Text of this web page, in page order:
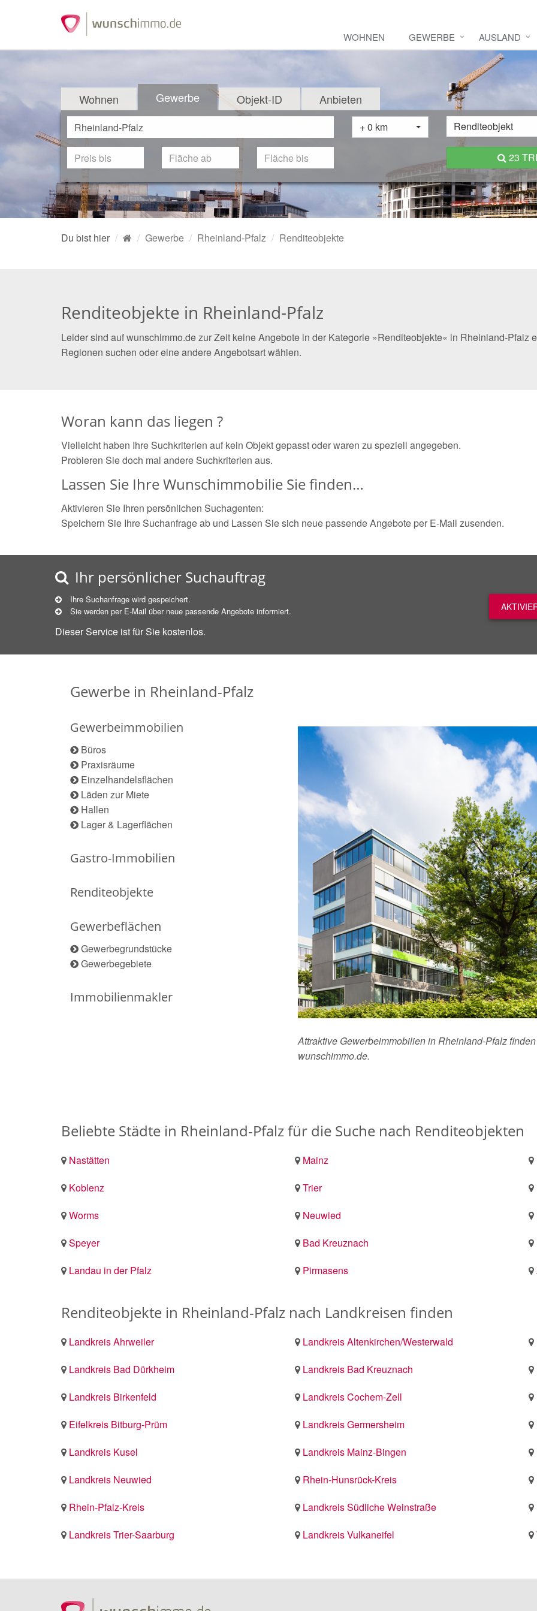
WOHNEN GEWERBE AUSLAND
Wohnen Gewerbe Objekt-ID Anbieten
+ 0 km Renditeobjekt
23
Du bist hier Gewerbe Rheinland-Pfalz Renditeobjekte
Renditeobjekte in Rheinland-Pfalz
Leider sind auf wunschimmo.de zur Zeit keine Angebote in der Kategorie »Renditeobjekte« in Rheinland-Pfalz
Regionen suchen oder eine andere Angebotsart wählen.
Woran kann das liegen ?
Vielleicht haben Ihre Suchkriterien auf kein Objekt gepasst oder waren zu speziell angegeben.
Probieren Sie doch mal andere Suchkriterien aus.
Lassen Sie Ihre Wunschimmobilie Sie finden…
Aktivieren Sie Ihren persönlichen Suchagenten:
Speichern Sie Ihre Suchanfrage ab und Lassen Sie sich neue passende Angebote per E-Mail zusenden.
Ihr persönlicher Suchauftrag
Ihre Suchanfrage wird gespeichert.
Sie werden per E-Mail über neue passende Angebote informiert.
Dieser Service ist für Sie kostenlos.
Gewerbe in Rheinland-Pfalz
Gewerbeimmobilien
Büros
Praxisräume
Einzelhandelsflächen
Läden zur Miete
Hallen
Lager & Lagerflächen
Gastro-Immobilien
Renditeobjekte
Gewerbeflächen
Gewerbegrundstücke
Gewerbegebiete
Immobilienmakler
Attraktive Gewerbeimmobilien in Rheinland-Pfalz
wunschimmo.de.
Beliebte Städte in Rheinland-Pfalz für die Suche nach Renditeobjekten
Nastätten Mainz
Koblenz
Trier
Worms
Neuwied
Speyer
Bad Kreuznach
Landau in der Pfalz
Pirmasens
Renditeobjekte in Rheinland-Pfalz nach Landkreisen finden
Landkreis Ahrweiler Landkreis Altenkirchen/Westerwald
Landkreis Bad Dürkheim
Landkreis Bad Kreuznach
Landkreis Birkenfeld
Landkreis Cochem-Zell
Eifelkreis Bitburg-Prüm
Landkreis Germersheim
Landkreis Kusel
Landkreis Mainz-Bingen
Landkreis Neuwied
Rhein-Hunsrück-Kreis
Rhein-Pfalz-Kreis
Landkreis Südliche Weinstraße
Landkreis Trier-Saarburg
Landkreis Vulkaneifel